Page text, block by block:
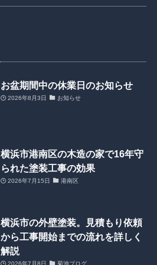
お盆期間中の休業日のお知らせ
2026年8月3日 お知らせ
横浜市港南区の木造の家で16年守
られた塗装工事の効果
2026年7月15日 港南区
横浜市の外壁塗装。見積もり依頼
から工事開始までの流れを詳しく
解説
2026年7月8日 菊池ブログ